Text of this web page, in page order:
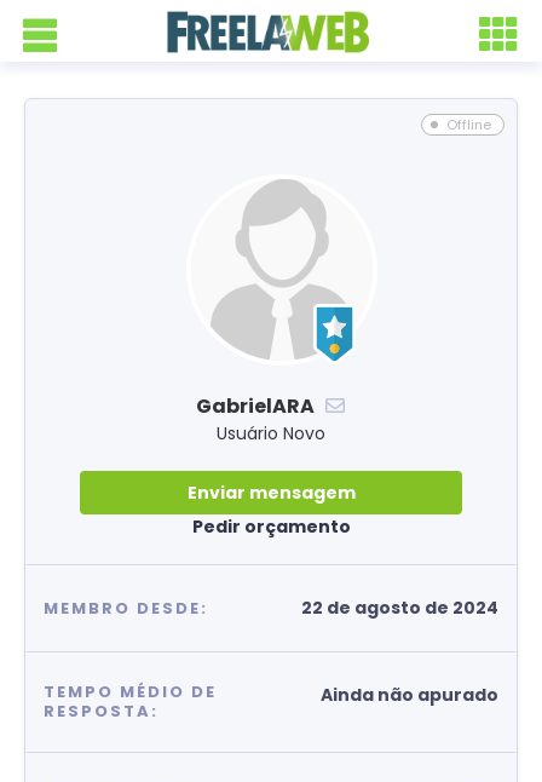
Offline
GabrielARA
Usuário Novo
Enviar mensagem
Pedir orçamento
MEMBRO DESDE: 22 de agosto de 2024
TEMPO MÉDIO DE
RESPOSTA:
Ainda não apurado